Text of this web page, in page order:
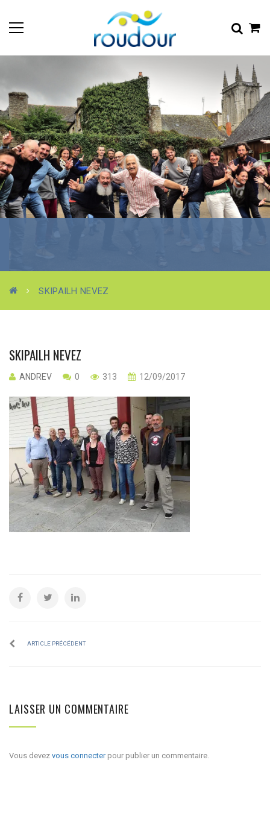
SKIPAILH NEVEZ
SKIPAILH NEVEZ
ANDREV 0 313 12/09/2017
ARTICLE PRÉCÉDENT
LAISSER UN COMMENTAIRE
Vous devez vous connecterpour publier un commentaire.